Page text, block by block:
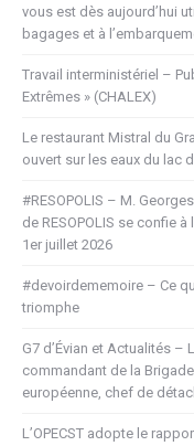
vous est dès aujourd’hui
bagages et à
Travail interministériel –
Extrêmes » (CHALEX)
Le restaurant Mistral du
ouvert sur les eaux du lac
#RESOPOLIS – M.
de RESOPOLIS se confie
1er juillet 2026
#devoirdememoire – Ce
triomphe
G7 d’Évian et Actualités –
commandant de la
européenne, chef de
L’OPECST adopte le